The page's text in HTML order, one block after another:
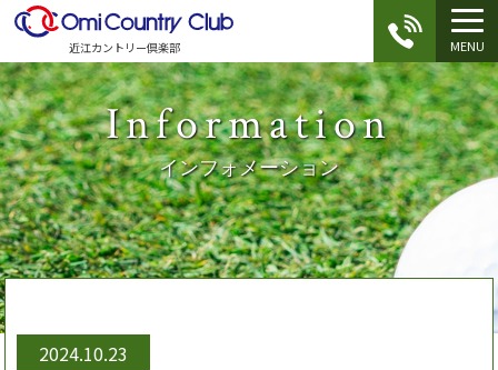
近江カントリー倶楽部 MENU
Information
インフォメーション
2024.10.23